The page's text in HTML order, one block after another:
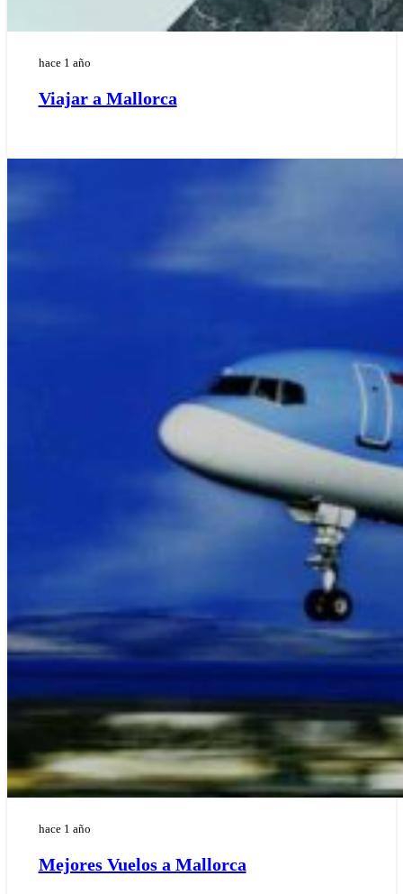
hace 1 año
Viajar a Mallorca
hace 1 año
Mejores Vuelos a Mallorca